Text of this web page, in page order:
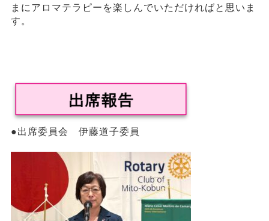
まにアロマテラピーを楽しんでいただければと思いま
す。
●出席委員会 伊藤道子委員